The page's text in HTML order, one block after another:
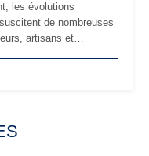
les évolutions
de nombreuses
artisans et
TVA : les règles